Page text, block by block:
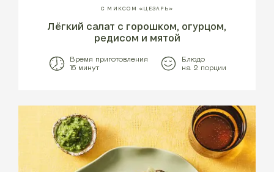
С МИКСОМ «ЦЕЗАРЬ»
Лёгкий салат с горошком, огурцом,
редисом и мятой
Время приготовления
15 минут
Блюдо
на 2 порции